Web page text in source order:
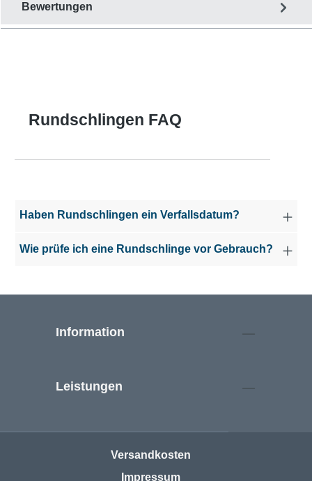
Bewertungen
Rundschlingen FAQ
Haben Rundschlingen ein Verfallsdatum?
Wie prüfe ich eine Rundschlinge vor Gebrauch?
Information
Leistungen
Versandkosten
Impressum